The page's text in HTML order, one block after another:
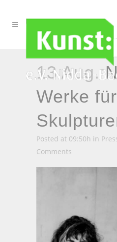
13 Aug.
Werke für
Posted at 09:50h in
Comments